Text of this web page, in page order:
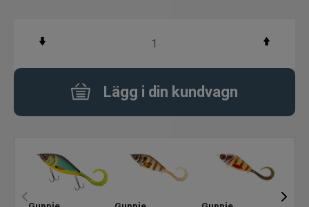
Vibrationsbeten Bladebaits
Gäddspinnare
Spinnare
Lägg i din kundvagn